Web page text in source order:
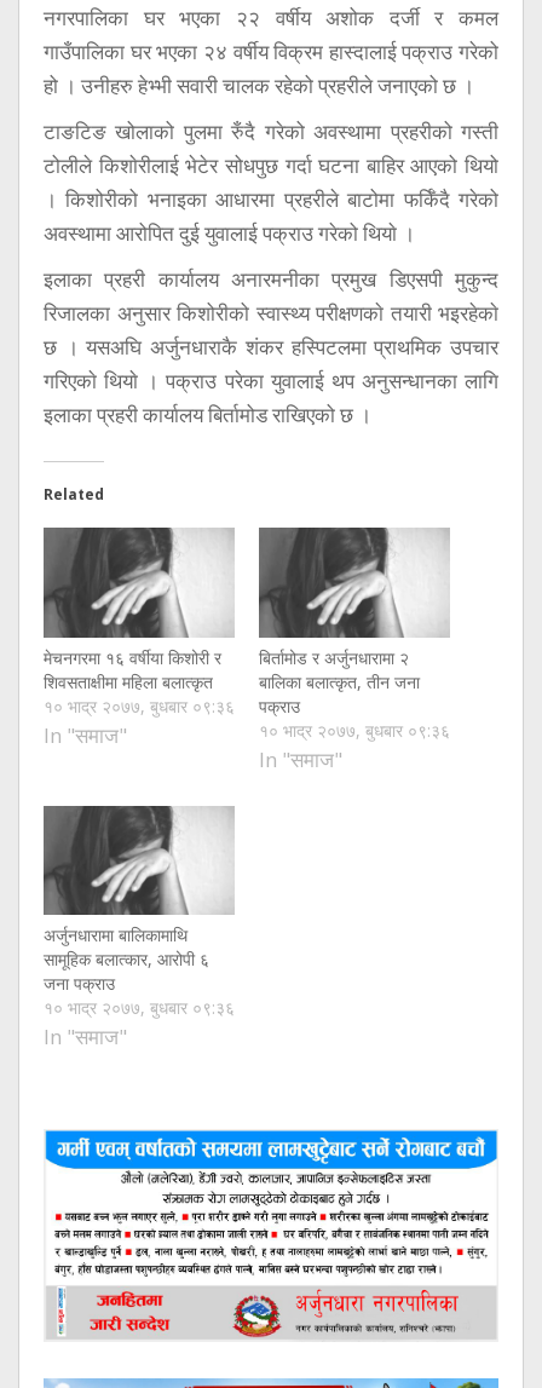
नगरपालिका घर भएका २२ वर्षीय अशोक दर्जी र कमल
गाउँपालिका घर भएका २४ वर्षीय विक्रम हास्दालाई पक्राउ गरेको
हो । उनीहरु हेभ्भी सवारी चालक रहेको प्रहरीले जनाएको छ ।
टाङटिङ खोलाको पुलमा रुँदै गरेको अवस्थामा प्रहरीको गस्ती
टोलीले किशाेरीलाई भेटेर सोधपुछ गर्दा घटना बाहिर आएको थियो
। किशोरीको भनाइका आधारमा प्रहरीले बाटोमा फर्किँदै गरेको
अवस्थामा आरोपित दुई युवालाई पक्राउ गरेको थियाे ।
इलाका प्रहरी कार्यालय अनारमनीका प्रमुख डिएसपी मुकुन्द
रिजालका अनुसार किशोरीको स्वास्थ्य परीक्षणकाे तयारी भइरहेकाे
छ । यसअघि अर्जुनधाराकै शंकर हस्पिटलमा प्राथमिक उपचार
गरिएकाे थियाे । पक्राउ परेका युवालाई थप अनुसन्धानका लागि
इलाका प्रहरी कार्यालय बिर्तामोड राखिएको छ ।
Related
मेचनगरमा १६ वर्षीया किशोरी र
शिवसताक्षीमा महिला बलात्कृत
१० भाद्र २०७७, बुधबार ०९:३६
In "समाज"
बिर्तामोड र अर्जुनधारामा २
बालिका बलात्कृत, तीन जना
पक्राउ
१० भाद्र २०७७, बुधबार ०९:३६
In "समाज"
अर्जुनधारामा बालिकामाथि
सामूहिक बलात्कार, आरोपी ६
जना पक्राउ
१० भाद्र २०७७, बुधबार ०९:३६
In "समाज"